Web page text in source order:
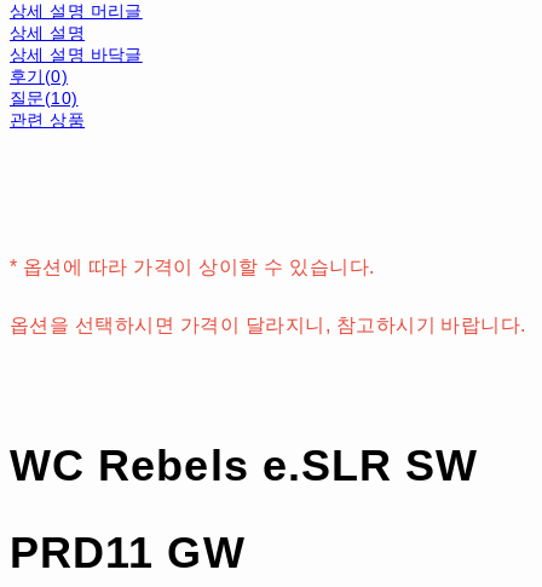
상세 설명 머리글
상세 설명
상세 설명 바닥글
후기(0)
질문(10)
관련 상품
* 옵션에 따라 가격이 상이할 수 있습니다.
옵션을 선택하시면 가격이 달라지니, 참고하시기 바랍니다.
WC Rebels e.SLR SW
PRD11 GW